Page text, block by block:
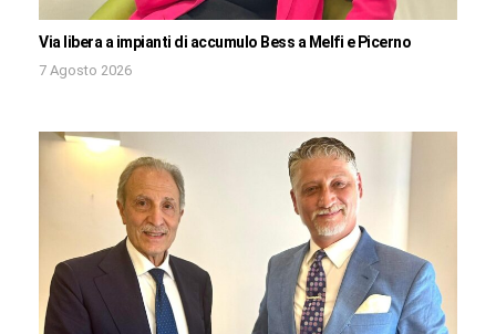
Via libera a impianti di accumulo Bess a Melfi e Picerno
7 Agosto 2026